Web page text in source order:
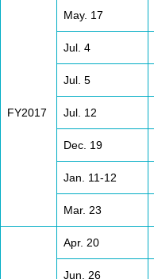
FY2017
May. 17
Jul. 4
Jul. 5
Jul. 12
Dec. 19
Jan. 11-12
Mar. 23
Apr. 20
Jun. 26